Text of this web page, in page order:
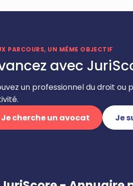
PARCOURS, UN MÊME OBJECTIF
avec
un professionnel du droit
Je cherche un avocat
Je